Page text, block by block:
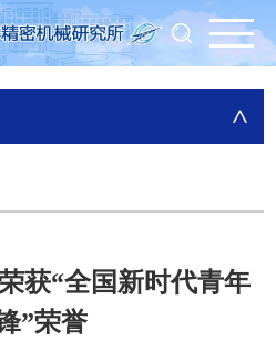
>
获“全国新时代青年
”荣誉